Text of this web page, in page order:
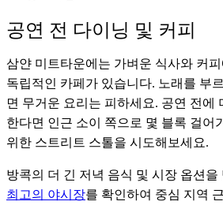
공연 전 다이닝 및 커피
삼얀 미트타운에는 가벼운 식사와 커
독립적인 카페가 있습니다. 노래를 부
면 무거운 요리는 피하세요. 공연 전에
한다면 인근 소이 쪽으로 몇 블록 걸어
위한 스트리트 스톨을 시도해보세요.
방콕의 더 긴 저녁 음식 및 시장 옵션을
최고의 야시장를 확인하여 중심 지역